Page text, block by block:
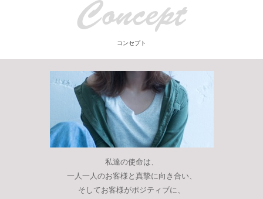
Concept
コンセプト
私達の使命は、
一人一人のお客様と真摯に向き合い、
そしてお客様がポジティブに、